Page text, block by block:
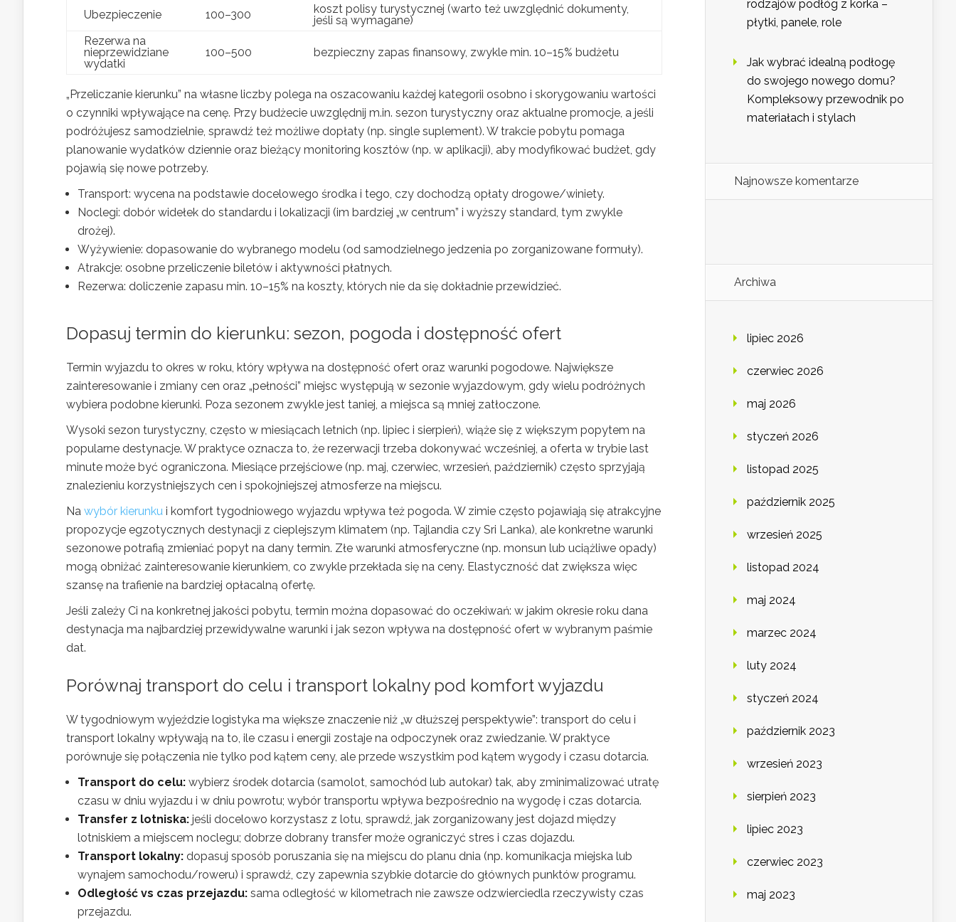
Ubezpieczenie
100–300
koszt polisy turystycznej (warto też uwzględnić dokumenty,
jeśli są wymagane)
Rezerwa na
nieprzewidziane
wydatki
100–500 bezpieczny zapas finansowy, zwykle min. 10–15% budżetu
„Przeliczanie kierunku” na własne liczby polega na oszacowaniu każdej kategorii osobno i skorygowaniu wartości
o czynniki wpływające na cenę. Przy budżecie uwzględnij m.in. sezon turystyczny oraz aktualne promocje, a jeśli
podróżujesz samodzielnie, sprawdź też możliwe dopłaty (np. single suplement). W trakcie pobytu pomaga
planowanie wydatków dziennie oraz bieżący monitoring kosztów (np. w aplikacji), aby modyfikować budżet, gdy
pojawią się nowe potrzeby.
Transport: wycena na podstawie docelowego środka i tego, czy dochodzą opłaty drogowe/winiety.
Noclegi: dobór widełek do standardu i lokalizacji (im bardziej „w centrum” i wyższy standard, tym zwykle
drożej).
Wyżywienie: dopasowanie do wybranego modelu (od samodzielnego jedzenia po zorganizowane formuły).
Atrakcje: osobne przeliczenie biletów i aktywności płatnych.
Rezerwa: doliczenie zapasu min. 10–15% na koszty, których nie da się dokładnie przewidzieć.
Dopasuj termin do kierunku: sezon, pogoda i dostępność ofert
Termin wyjazdu to okres w roku, który wpływa na dostępność ofert oraz warunki pogodowe. Największe
zainteresowanie i zmiany cen oraz „pełności” miejsc występują w sezonie wyjazdowym, gdy wielu podróżnych
wybiera podobne kierunki. Poza sezonem zwykle jest taniej, a miejsca są mniej zatłoczone.
Wysoki sezon turystyczny, często w miesiącach letnich (np. lipiec i sierpień), wiąże się z większym popytem na
popularne destynacje. W praktyce oznacza to, że rezerwacji trzeba dokonywać wcześniej, a oferta w trybie last
minute może być ograniczona. Miesiące przejściowe (np. maj, czerwiec, wrzesień, październik) często sprzyjają
znalezieniu korzystniejszych cen i spokojniejszej atmosferze na miejscu.
Na wybór kierunku i komfort tygodniowego wyjazdu wpływa też pogoda. W zimie często pojawiają się atrakcyjne
propozycje egzotycznych destynacji z cieplejszym klimatem (np. Tajlandia czy Sri Lanka), ale konkretne warunki
sezonowe potrafią zmieniać popyt na dany termin. Złe warunki atmosferyczne (np. monsun lub uciążliwe opady)
mogą obniżać zainteresowanie kierunkiem, co zwykle przekłada się na ceny. Elastyczność dat zwiększa więc
szansę na trafienie na bardziej opłacalną ofertę.
Jeśli zależy Ci na konkretnej jakości pobytu, termin można dopasować do oczekiwań: w jakim okresie roku dana
destynacja ma najbardziej przewidywalne warunki i jak sezon wpływa na dostępność ofert w wybranym paśmie
dat.
Porównaj transport do celu i transport lokalny pod komfort wyjazdu
W tygodniowym wyjeździe logistyka ma większe znaczenie niż „w dłuższej perspektywie”: transport do celu i
transport lokalny wpływają na to, ile czasu i energii zostaje na odpoczynek oraz zwiedzanie. W praktyce
porównuje się połączenia nie tylko pod kątem ceny, ale przede wszystkim pod kątem wygody i czasu dotarcia.
Transport do celu: wybierz środek dotarcia (samolot, samochód lub autokar) tak, aby zminimalizować utratę
czasu w dniu wyjazdu i w dniu powrotu; wybór transportu wpływa bezpośrednio na wygodę i czas dotarcia.
Transfer z lotniska: jeśli docelowo korzystasz z lotu, sprawdź, jak zorganizowany jest dojazd między
lotniskiem a miejscem noclegu; dobrze dobrany transfer może ograniczyć stres i czas dojazdu.
Transport lokalny: dopasuj sposób poruszania się na miejscu do planu dnia (np. komunikacja miejska lub
wynajem samochodu/roweru) i sprawdź, czy zapewnia szybkie dotarcie do głównych punktów programu.
Odległość vs czas przejazdu: sama odległość w kilometrach nie zawsze odzwierciedla rzeczywisty czas
przejazdu.
rodzajów podłóg z korka –
płytki, panele, role
Jak wybrać idealną podłogę
do swojego nowego domu?
Kompleksowy przewodnik po
materiałach i stylach
Najnowsze komentarze
Archiwa
lipiec 2026
czerwiec 2026
maj 2026
styczeń 2026
listopad 2025
październik 2025
wrzesień 2025
listopad 2024
maj 2024
marzec 2024
luty 2024
styczeń 2024
październik 2023
wrzesień 2023
sierpień 2023
lipiec 2023
czerwiec 2023
maj 2023